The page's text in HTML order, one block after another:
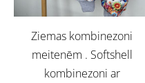
Ziemas kombinezoni
meitenēm . Softshell
kombinezoni ar